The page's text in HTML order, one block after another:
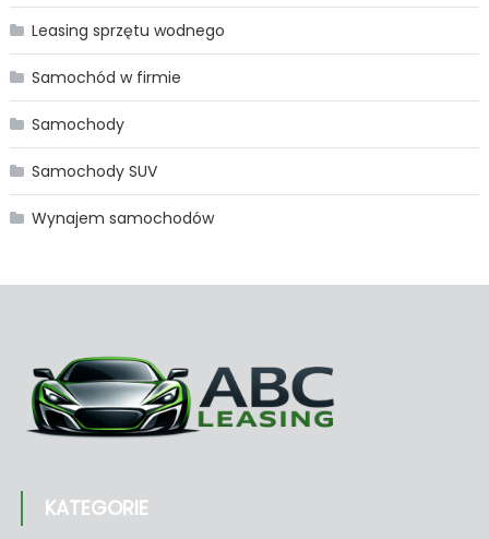
Leasing sprzętu wodnego
Samochód w firmie
Samochody
Samochody SUV
Wynajem samochodów
KATEGORIE